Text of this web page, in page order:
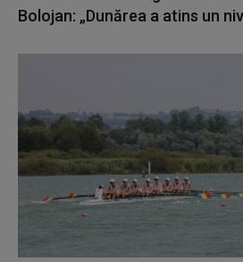
Bolojan: „Dunărea a atins un